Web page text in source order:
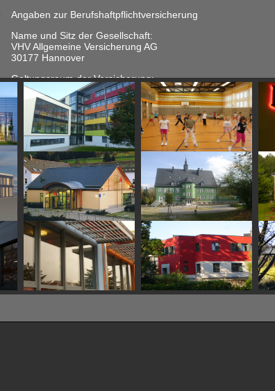
Angaben zur Berufshaftpflichtversicherung
Name und Sitz der Gesellschaft:
VHV Allgemeine Versicherung AG
30177 Hannover
Geltungsraum der Versicherung:
Deutschland